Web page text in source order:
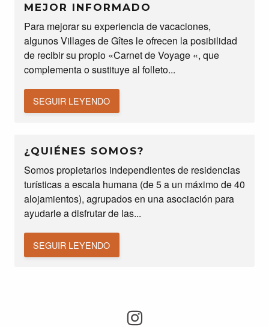
MEJOR INFORMADO
Para mejorar su experiencia de vacaciones,
algunos Villages de Gîtes le ofrecen la posibilidad
de recibir su propio «Carnet de Voyage «, que
complementa o sustituye al folleto...
SEGUIR LEYENDO
¿QUIÉNES SOMOS?
Somos propietarios independientes de residencias
turísticas a escala humana (de 5 a un máximo de 40
alojamientos), agrupados en una asociación para
ayudarle a disfrutar de las...
SEGUIR LEYENDO